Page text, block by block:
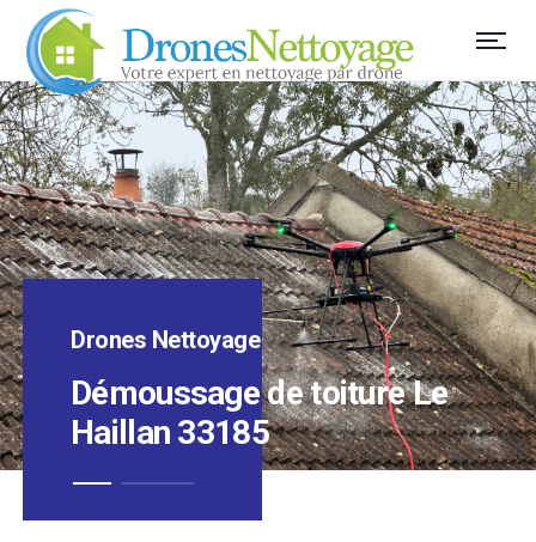
Drones Nettoyage
Démoussage de toiture Le
Haillan 33185